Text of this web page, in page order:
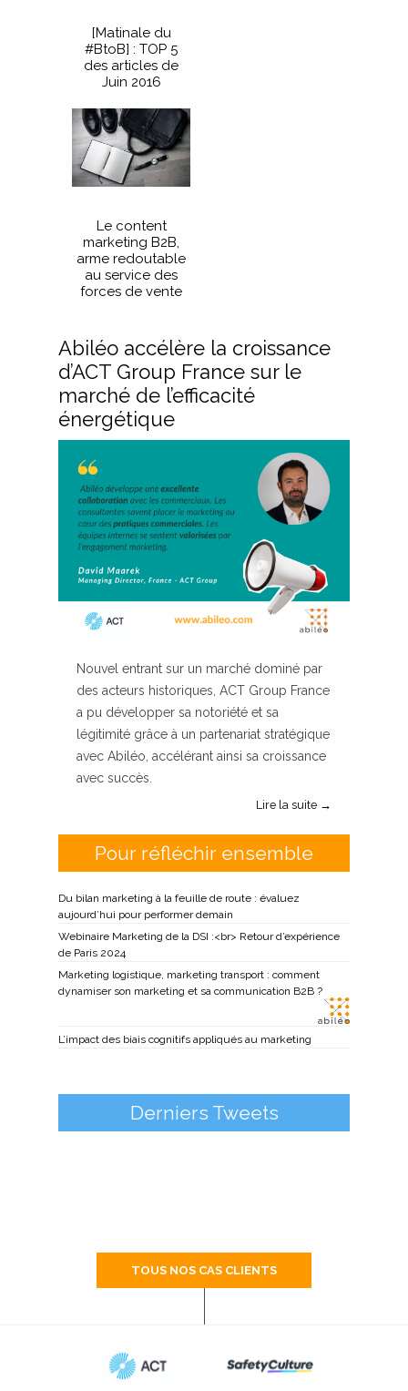
[Matinale du
#BtoB] : TOP 5
des articles de
Juin 2016
Le content
marketing B2B,
arme redoutable
au service des
forces de vente
Abiléo accélère la croissance
d’ACT Group France sur le
marché de l’efficacité
énergétique
Nouvel entrant sur un marché dominé par
des acteurs historiques, ACT Group France
a pu développer sa notoriété et sa
légitimité grâce à un partenariat stratégique
avec Abiléo, accélérant ainsi sa croissance
avec succès.
Lire la suite →
Pour réfléchir ensemble
Du bilan marketing à la feuille de route : évaluez
aujourd’hui pour performer demain
Webinaire Marketing de la DSI :<br> Retour d’expérience
de Paris 2024
Marketing logistique, marketing transport : comment
dynamiser son marketing et sa communication B2B ?
L’impact des biais cognitifs appliqués au marketing
Derniers Tweets
TOUS NOS CAS CLIENTS